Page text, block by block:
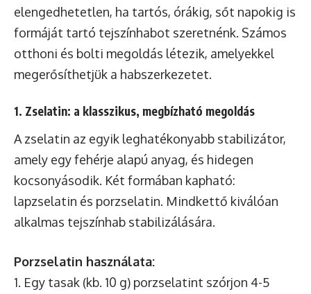
elengedhetetlen, ha tartós, órákig, sőt napokig is
formáját tartó tejszínhabot szeretnénk. Számos
otthoni és bolti megoldás létezik, amelyekkel
megerősíthetjük a habszerkezetet.
1. Zselatin: a klasszikus, megbízható megoldás
A zselatin az egyik leghatékonyabb stabilizátor,
amely egy fehérje alapú anyag, és hidegen
kocsonyásodik. Két formában kapható:
lapzselatin és porzselatin. Mindkettő kiválóan
alkalmas tejszínhab stabilizálására.
Porzselatin használata:
1. Egy tasak (kb. 10 g) porzselatint szórjon 4-5